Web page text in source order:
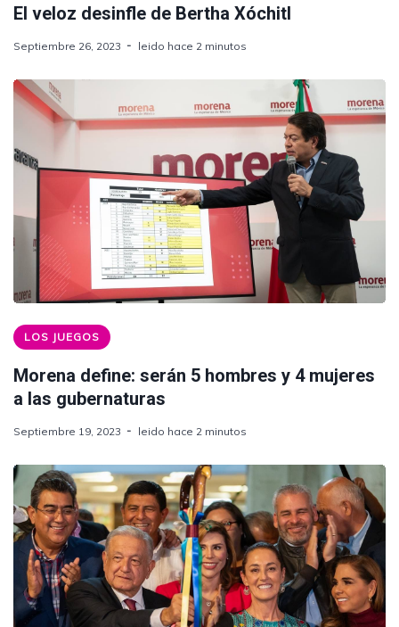
El veloz desinfle de Bertha Xóchitl
Septiembre 26, 2023 leido hace 2 minutos
LOS JUEGOS
Morena define: serán 5 hombres y 4 mujeres
a las gubernaturas
Septiembre 19, 2023 leido hace 2 minutos